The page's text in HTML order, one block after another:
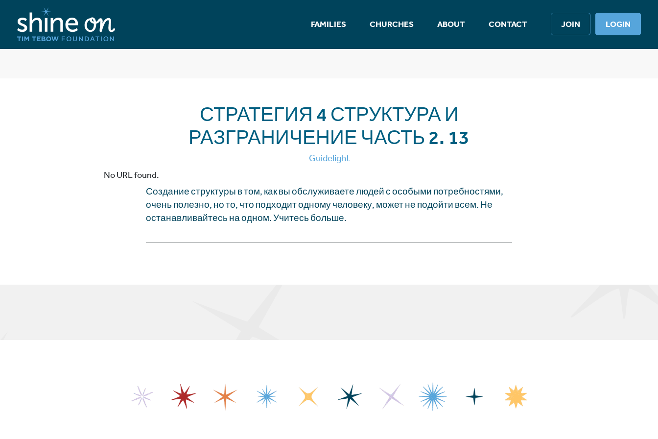
FAMILIES CHURCHES ABOUT CONTACT JOIN LOGIN
СТРАТЕГИЯ 4 СТРУКТУРА И
РАЗГРАНИЧЕНИЕ ЧАСТЬ 2. 13
Guidelight
No URL found.
Создание структуры в том, как вы обслуживаете людей с особыми потребностями,
очень полезно, но то, что подходит одному человеку, может не подойти всем. Не
останавливайтесь на одном. Учитесь больше.